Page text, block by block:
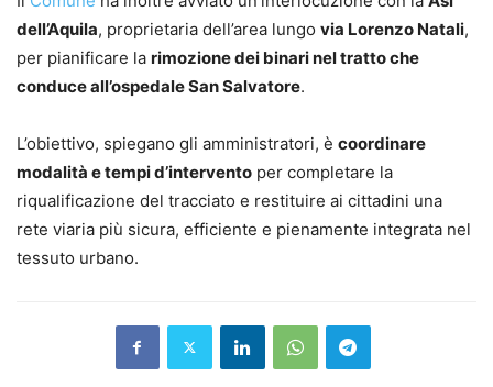
dell’Aquila, proprietaria dell’area lungo via Lorenzo Natali,
per pianificare la rimozione dei binari nel tratto che
conduce all’ospedale San Salvatore.
L’obiettivo, spiegano gli amministratori, è coordinare
modalità e tempi d’intervento per completare la
riqualificazione del tracciato e restituire ai cittadini una
rete viaria più sicura, efficiente e pienamente integrata nel
tessuto urbano.